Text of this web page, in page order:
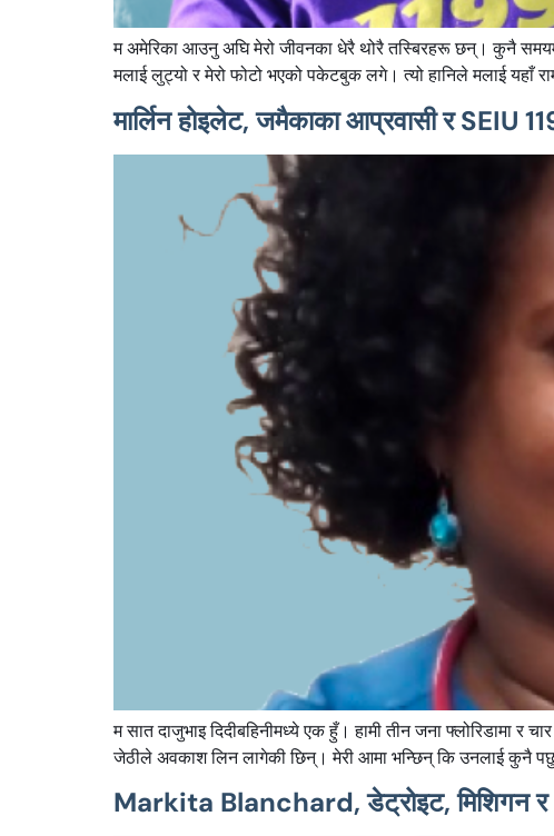
म अमेरिका आउनु अघि मेरो जीवनका धेरै थोरै तस्बिरहरू छन्। कुनै
मलाई लुट्यो र मेरो फोटो भएको पकेटबुक लगे। त्यो हानिले मलाई यहाँ
मार्लिन होइलेट, जमैकाका आप्रवासी र SEIU
म सात दाजुभाइ दिदीबहिनीमध्ये एक हुँ। हामी तीन जना फ्लोरिडामा र
जेठीले अवकाश लिन लागेकी छिन्। मेरी आमा भन्छिन् कि उनलाई कुनै
Markita Blanchard, डेट्रोइट, मिशिगन र